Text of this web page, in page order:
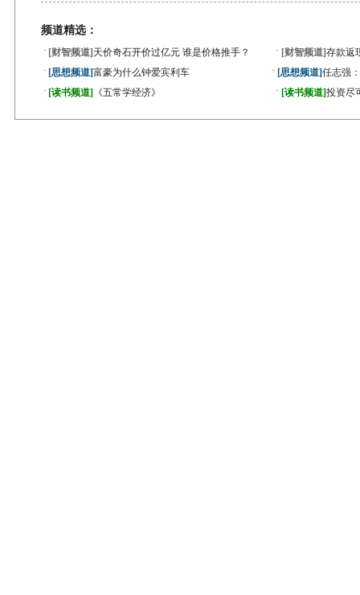
频道精选：
· [财智频道] 天价奇石开价过亿元 谁是价格推手？ · [财智频道]存款返
· [思想频道]富豪为什么钟爱宾利车 · [思想频道]任志强
· [读书频道] 《五常学经济》 · [读书频道]投资尽